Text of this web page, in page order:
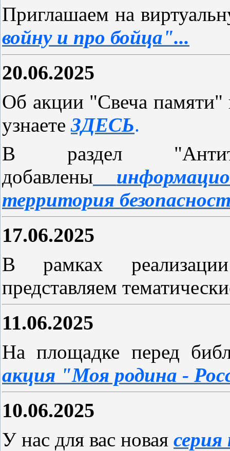
Приглашаем на
войну и про бойца"...
20.06.2025
Об акции "Свеча памяти"
узнаетеЗДЕСЬ.
В раздел
добавлены
территория
17.06.2025
В рамках
представляем
11.06.2025
На площадке перед
акция "Моя родина -
10.06.2025
У нас для вас новая